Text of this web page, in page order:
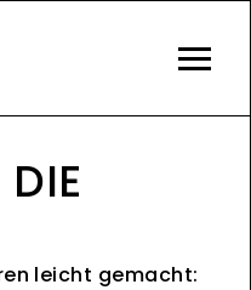
leicht gemacht: